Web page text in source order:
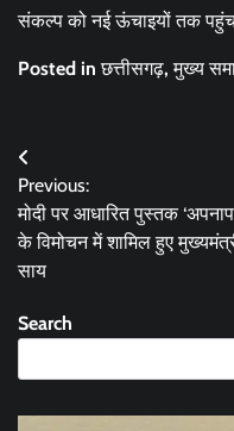
संकल्प को नई ऊंचाइयों तक
Posted inछत्तीसगढ़,मुख्य
Post
navigation
Previous:
मोदी पर आधारित पुस्तक
के विमोचन में शामिल हुए
साय
Search